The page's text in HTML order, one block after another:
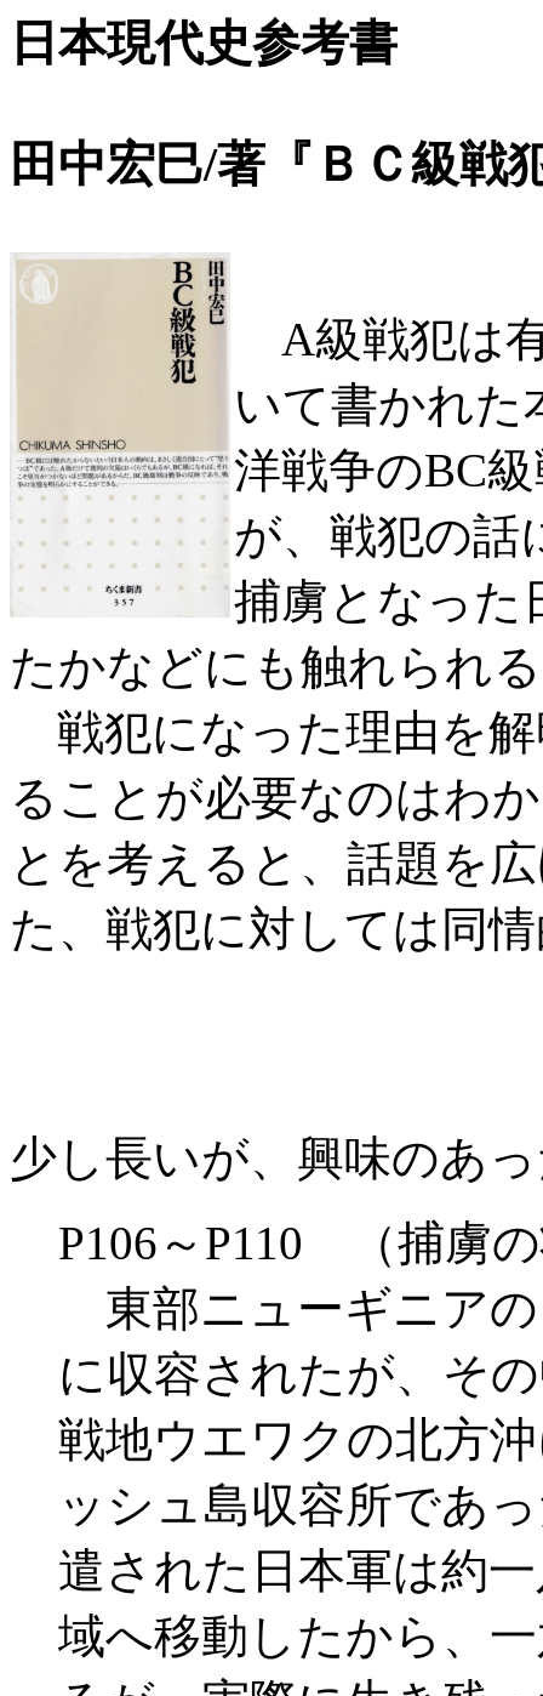
日本現代史参考書
田中宏巳/著『ＢＣ級戦
A級戦犯は
いて書かれた
洋戦争のBC
が、戦犯の話
捕虜となった
たかなどにも触れられ
戦犯になった理由を
ることが必要なのはわ
とを考えると、話題を
た、戦犯に対しては同
少し長いが、興味のあ
P106～P110 （捕虜
東部ニューギニア
に収容されたが、そ
戦地ウエワクの北方
ッシュ島収容所であ
遣された日本軍は約
域へ移動したから、